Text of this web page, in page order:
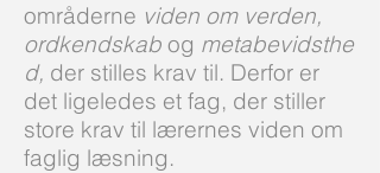
områderne viden om verden,
ordkendskab og metabevidsthe
d, der stilles krav til. Derfor er
det ligeledes et fag, der stiller
store krav til lærernes viden om
faglig læsning.